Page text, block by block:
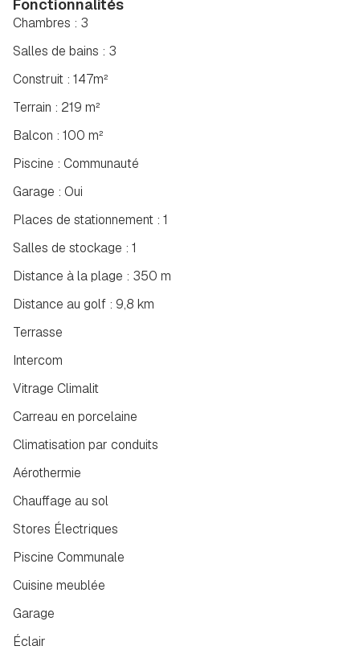
Fonctionnalités
Salles de bains : 3
Construit : 147m²
Chambres : 3
Terrain : 219 m²
Balcon : 100 m²
Piscine : Communauté
Garage : Oui
Places de stationnement : 1
Salles de stockage : 1
Distance à la plage : 350 m
Distance au golf : 9,8 km
Terrasse
Intercom
Vitrage Climalit
Carreau en porcelaine
Climatisation par conduits
Aérothermie
Chauffage au sol
Stores Électriques
Piscine Communale
Cuisine meublée
Garage
Éclair